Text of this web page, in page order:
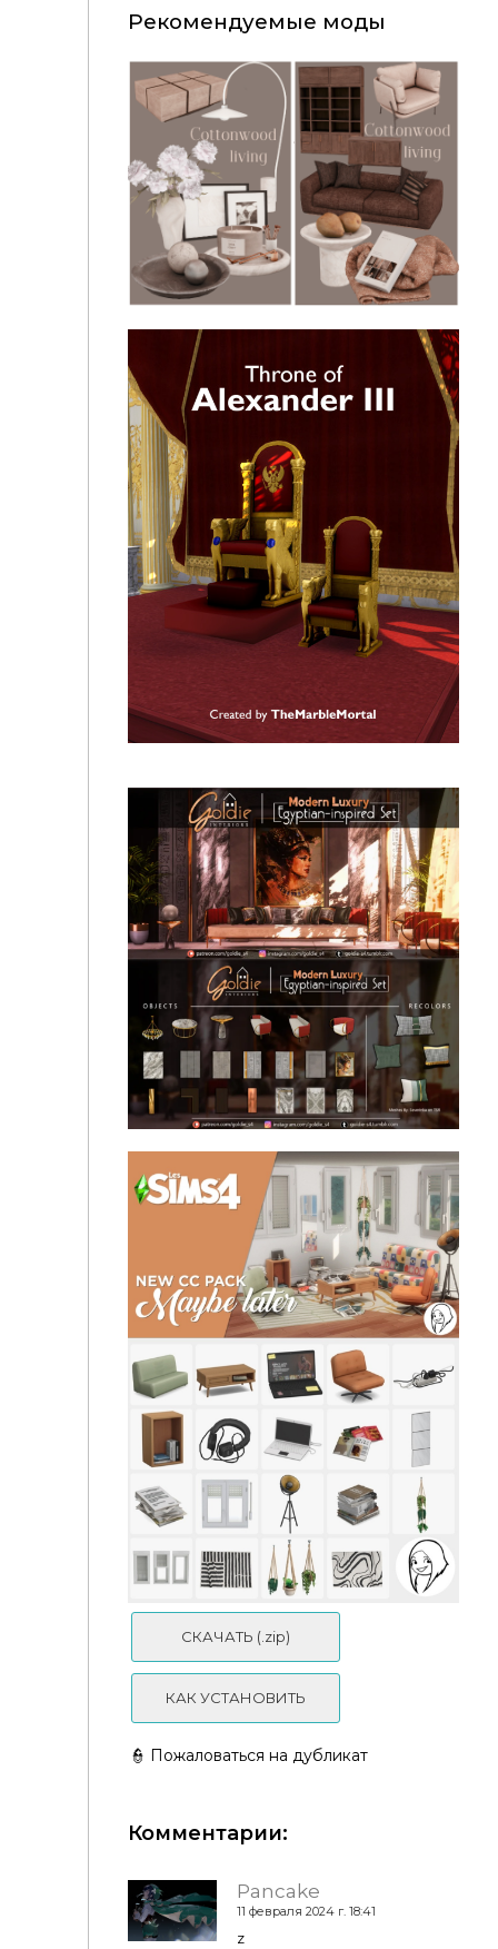
Рекомендуемые моды
PinkboxAnye - Cottonwood living
🕌Pharaonic (Egyptian-inspired) Living Room Set - G
O L D I E
СКАЧАТЬ (.zip)
КАК УСТАНОВИТЬ
👮 Пожаловаться на дубликат
Комментарии:
Pancake
11 февраля 2024 г. 18:41
z